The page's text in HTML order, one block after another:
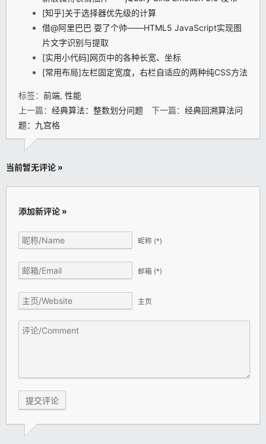
[知乎]关于选择器优先级的计算
借@阿里巴巴 耍了个帅——HTML5 JavaScript实现图
片文字识别与提取
[实用小代码]网页中的各种长宽、坐标
[常用布局]左栏固定宽度，右栏自适应的两种纯CSS方法
标签： 前端, 性能
上一篇： 经典算法：整数划分问题 下一篇： 经典回溯算法问
题：九宫格
当前暂无评论 »
添加新评论 »
昵称 (*)
邮箱 (*)
主页